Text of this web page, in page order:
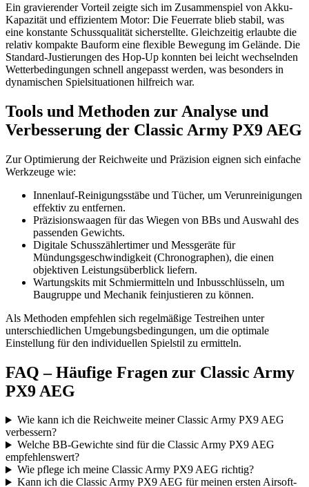
Ein gravierender Vorteil zeigte sich im Zusammenspiel von Akku-
Kapazität und effizientem Motor: Die Feuerrate blieb stabil, was
eine konstante Schussqualität sicherstellte. Gleichzeitig erlaubte die
relativ kompakte Bauform eine flexible Bewegung im Gelände. Die
Standard-Justierungen des Hop-Up konnten bei leicht wechselnden
Wetterbedingungen schnell angepasst werden, was besonders in
dynamischen Spielsituationen hilfreich war.
Tools und Methoden zur Analyse und
Verbesserung der Classic Army PX9 AEG
Zur Optimierung der Reichweite und Präzision eignen sich einfache
Werkzeuge wie:
Innenlauf-Reinigungsstäbe und Tücher, um Verunreinigungen
effektiv zu entfernen.
Präzisionswaagen für das Wiegen von BBs und Auswahl des
passenden Gewichts.
Digitale Schusszählertimer und Messgeräte für
Mündungsgeschwindigkeit (Chronographen), die einen
objektiven Leistungsüberblick liefern.
Wartungskits mit Schmiermitteln und Inbusschlüsseln, um
Baugruppe und Mechanik feinjustieren zu können.
Als Methoden empfehlen sich regelmäßige Testreihen unter
unterschiedlichen Umgebungsbedingungen, um die optimale
Einstellung für den individuellen Spielstil zu ermitteln.
FAQ – Häufige Fragen zur Classic Army
PX9 AEG
Wie kann ich die Reichweite meiner Classic Army PX9 AEG
verbessern?
Welche BB-Gewichte sind für die Classic Army PX9 AEG
empfehlenswert?
Wie pflege ich meine Classic Army PX9 AEG richtig?
Kann ich die Classic Army PX9 AEG für meinen ersten Airsoft-